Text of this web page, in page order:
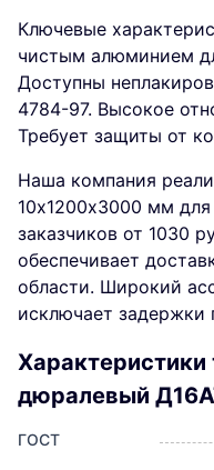
Ключевые
чистым алюминием
Доступны
4784-97. Высокое
Требует защиты от
Наша компания
10х1200х3000 мм
заказчиков от 1030
обеспечивает
области. Широкий
исключает задержки
Характеристики
дюралевый
ГОСТ